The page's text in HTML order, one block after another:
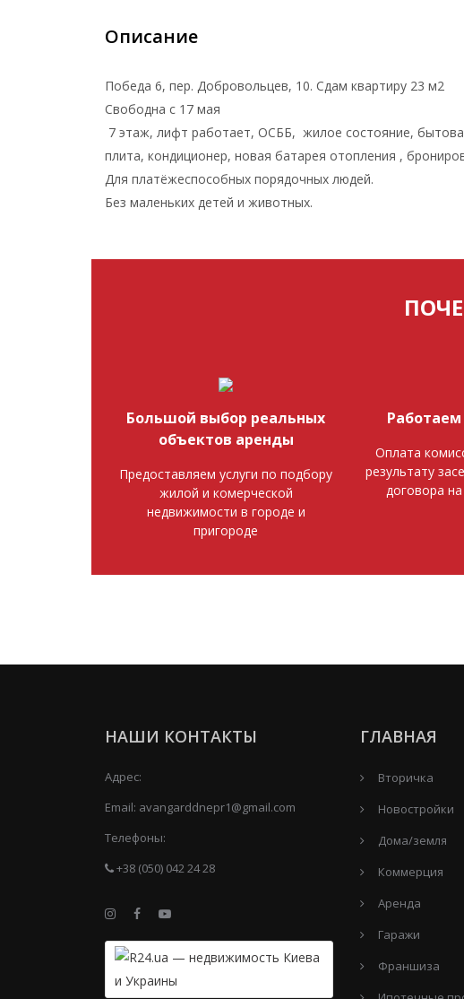
Описание
Победа 6, пер. Добровольцев, 10. Сдам квартиру 23 м2
Свободна с 17 мая
7 этаж, лифт работает, ОСББ, жилое состояние,
плита, кондиционер, новая батарея отопления ,
Для платёжеспособных порядочных людей.
Без маленьких детей и животных.
Большой выбор реальных
объектов аренды
Предоставляем услуги по подбору
жилой и комерческой
недвижимости в городе и
пригороде
Работаем
Оплата
результату
договора
НАШИ КОНТАКТЫ
Адрес:
Email: avangarddnepr1@gmail.com
Телефоны:
+38 (050) 042 24 28
ГЛАВНАЯ
Вторичка
Новостройки
Дома/земля
Коммерция
Аренда
Гаражи
Франшиза